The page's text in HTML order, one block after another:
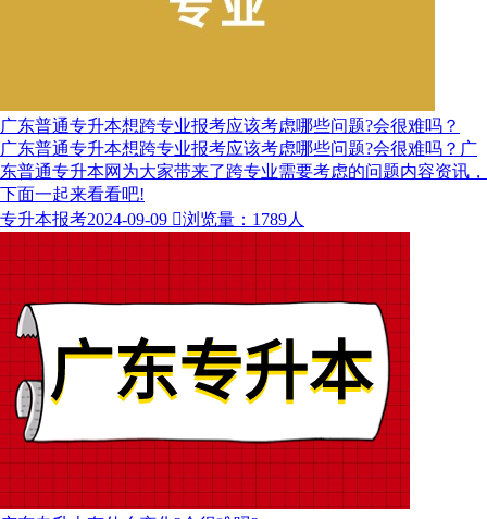
广东普通专升本想跨专业报考应该考虑哪些问题?会很难吗？
广东普通专升本想跨专业报考应该考虑哪些问题?会很难吗？广
东普通专升本网为大家带来了跨专业需要考虑的问题内容资讯，
下面一起来看看吧!
专升本报考2024-09-09 浏览量：1789人